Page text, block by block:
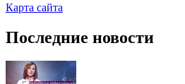
Карта сайта
Последние новости